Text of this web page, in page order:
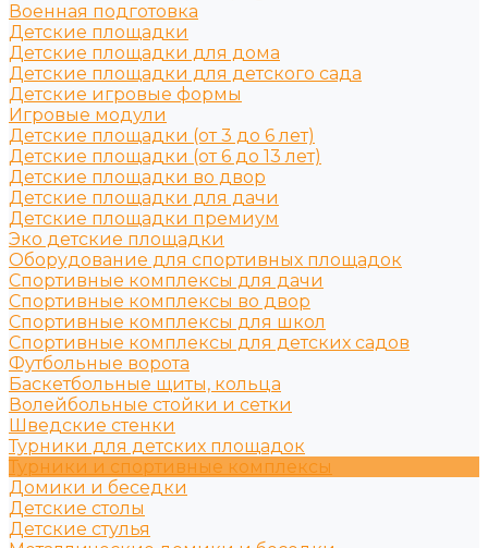
Военная подготовка
Детские площадки
Детские площадки для дома
Детские площадки для детского сада
Детские игровые формы
Игровые модули
Детские площадки (от 3 до 6 лет)
Детские площадки (от 6 до 13 лет)
Детские площадки во двор
Детские площадки для дачи
Детские площадки премиум
Эко детские площадки
Оборудование для спортивных площадок
Спортивные комплексы для дачи
Спортивные комплексы во двор
Спортивные комплексы для школ
Спортивные комплексы для детских садов
Футбольные ворота
Баскетбольные щиты, кольца
Волейбольные стойки и сетки
Шведские стенки
Турники для детских площадок
Турники и спортивные комплексы
Домики и беседки
Детские столы
Детские стулья